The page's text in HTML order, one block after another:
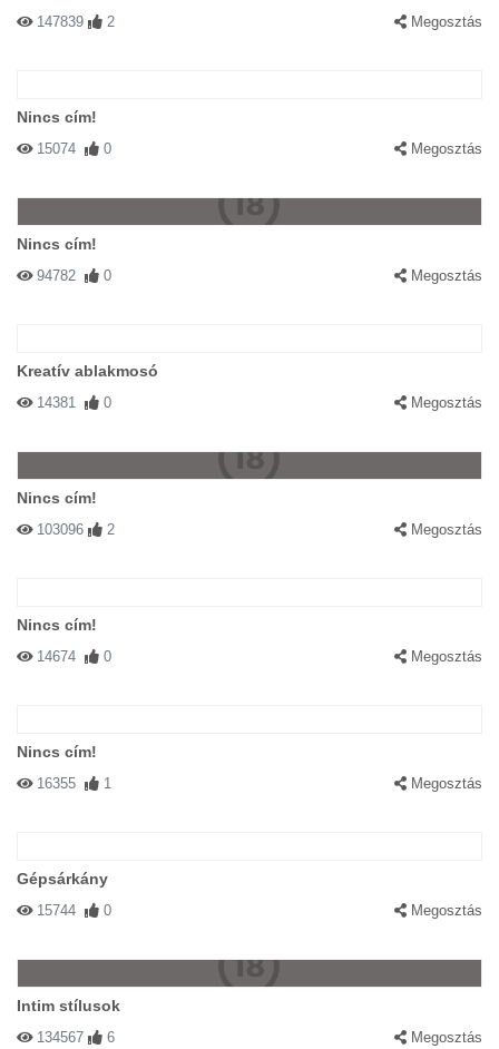
147839 2 Megosztás
Nincs cím!
15074 0 Megosztás
Nincs cím!
94782 0 Megosztás
Kreatív ablakmosó
14381 0 Megosztás
Nincs cím!
103096 2 Megosztás
Nincs cím!
14674 0 Megosztás
Nincs cím!
16355 1 Megosztás
Gépsárkány
15744 0 Megosztás
Intim stílusok
134567 6 Megosztás